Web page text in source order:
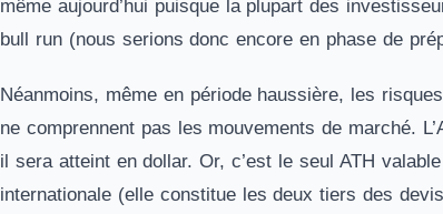
même aujourd’hui puisque la plupart des
bull run (nous serions donc encore en phase de
Néanmoins, même en période haussière, les
ne comprennent pas les mouvements de marché.
il sera atteint en dollar. Or, c’est le seul ATH
internationale (elle constitue les deux tiers des